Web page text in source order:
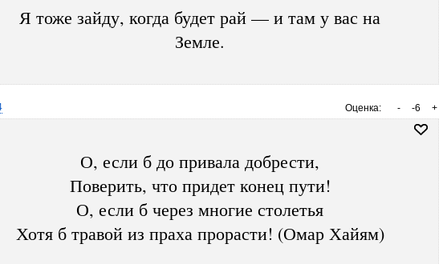
Я тоже зайду, когда будет рай — и там у вас на
Земле.
Оценка: +
-6
-
О, если б до привала добрести,
Поверить, что придет конец пути!
О, если б через многие столетья
Хотя б травой из праха прорасти! (Омар Хайям)